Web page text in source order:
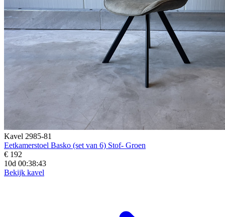
Kavel 2985-81
Eetkamerstoel Basko (set van 6) Stof- Groen
€ 192
10d 00:38:41
Bekijk kavel